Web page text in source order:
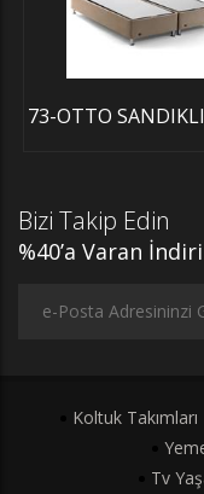
73-OTTO
Bizi Takip Edin
%40’a Varan
Koltuk Takımları
Tv